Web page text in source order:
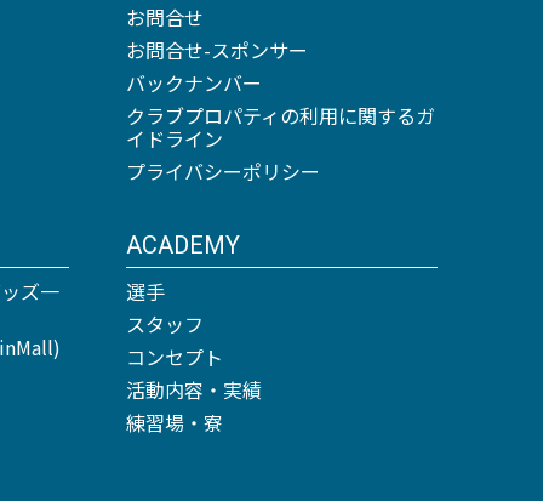
ズ一
ACADEMY
選手
スタッフ
コンセプト
活動内容・実績
練習場・寮
お問合せ
お問合せ-スポンサー
バックナンバー
クラブプロパティの利用に関するガ
イドライン
プライバシーポリシー